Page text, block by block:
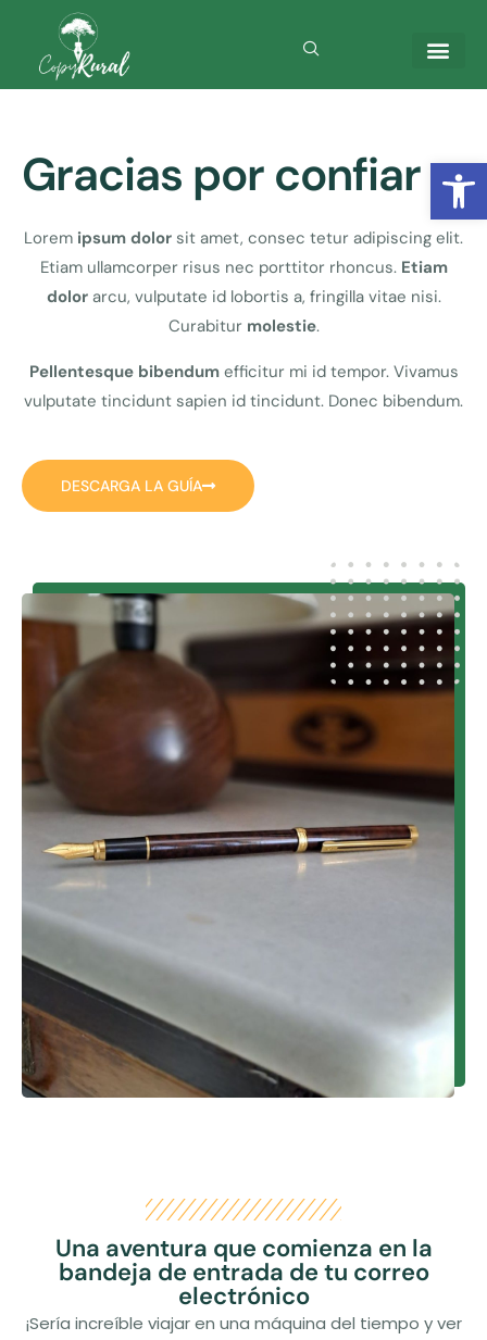
Abrir
Gracias por confiar
Lorem ipsum dolor sit amet, consec tetur adipiscing elit.
Etiam ullamcorper risus nec porttitor rhoncus. Etiam
dolorarcu, vulputate id lobortis a, fringilla vitae nisi.
Curabitur molestie.
Pellentesque bibendumefficitur mi id tempor. Vivamus
vulputate tincidunt sapien id tincidunt. Donec bibendum.
DESCARGA LA GUÍA
Una aventura que comienza en la
bandeja de entrada de tu correo
electrónico
¡Sería increíble viajar en una máquina del tiempo y ver